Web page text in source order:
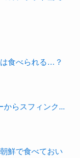
食べられる…？
からスフィンク...
鮮で食べておい